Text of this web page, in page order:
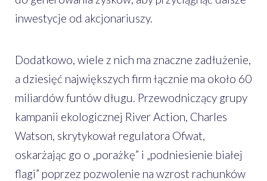
inwestycje od akcjonariuszy.
Dodatkowo, wiele z nich ma znaczne zadłużenie,
a dziesięć największych firm łącznie ma około 60
miliardów funtów długu. Przewodniczący grupy
kampanii ekologicznej River Action, Charles
Watson, skrytykował regulatora Ofwat,
oskarżając go o „porażkę” i „podniesienie białej
flagi” poprzez pozwolenie na wzrost rachunków